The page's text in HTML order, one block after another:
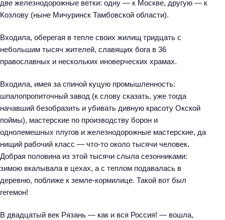
две железнодорожные ветки: одну — к Москве, другую — к
Козлову (ныне Мичуринск Тамбовской области).
Входила, оберегая в тепле своих жилищ тридцать с
небольшим тысяч жителей, славящих бога в 36
православных и нескольких иноверческих храмах.
Входила, имея за спиной куцую промышленность:
шпалопропиточный завод (к слову сказать, уже тогда
начавший безобразить и убивать дивную красоту Окской
поймы), мастерские по производству борон и
однолемешных плугов и железнодорожные мастерские, да
нищий рабочий класс — что-то около тысячи человек.
Добрая половина из этой тысячи слыла сезонниками:
зимою вкалывала в цехах, а с теплом подавалась в
деревню, поближе к земле-кормилице. Такой вот был
гегемон!
В двадцатый век Рязань — как и вся Россия! — вошла,
Н
а
й
т
и
: